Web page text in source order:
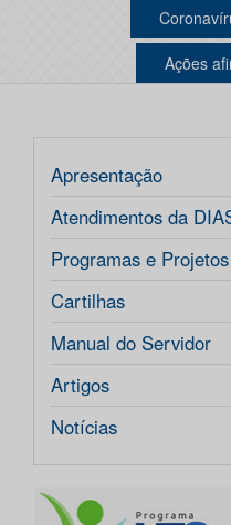
Ações
Apresentação
Atendimentos da
Programas e Projetos
Cartilhas
Manual do Servidor
Artigos
Notícias